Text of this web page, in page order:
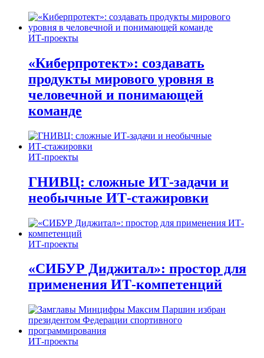
ИТ-проекты
«Киберпротект»: создавать
продукты мирового уровня в
человечной и понимающей
команде
ИТ-проекты
ГНИВЦ: сложные ИТ‑задачи и
необычные ИТ‑стажировки
ИТ-проекты
«СИБУР Диджитал»: простор для
применения ИТ-компетенций
ИТ-проекты